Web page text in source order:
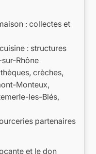
: collectes et
: structures
Rhône
crèches,
Monteux,
les-Blés,
partenaires
et le don